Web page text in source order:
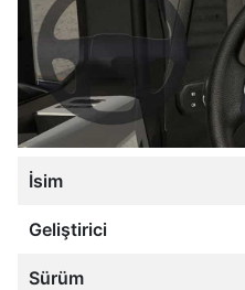
İsim
Geliştirici
Sürüm